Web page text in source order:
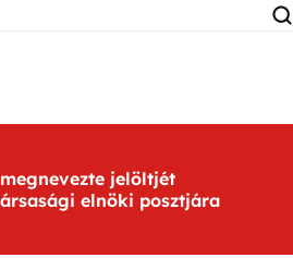
jelöltjét
elnöki posztjára